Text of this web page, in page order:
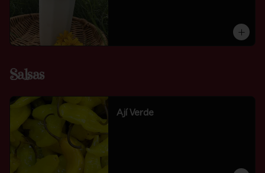
Salsas
Ají Verde